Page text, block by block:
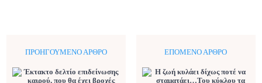
ΠΡΟΗΓΟΎΜΕΝΟ ΆΡΘΡΟ ΕΠΌΜΕΝΟ ΆΡΘΡΟ